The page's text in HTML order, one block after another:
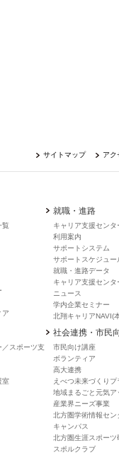
サイトマップ アク
覧
ア
／スポーツ支
室
就職・進路
キャリア支援センタ
利用案内
サポートシステム
サポートスケジュー
就職・進路データ
キャリア支援センタ
ニュース
学内企業セミナー
北翔キャリアNAVI(
社会連携・市民
市民向け講座
ボランティア
高大連携
えべつ未来づくり
地域まるごと元気ア
産業界ニーズ事業
北方圏学術情報セン
キャンパス
北方圏生涯スポーツ
スポルクラブ